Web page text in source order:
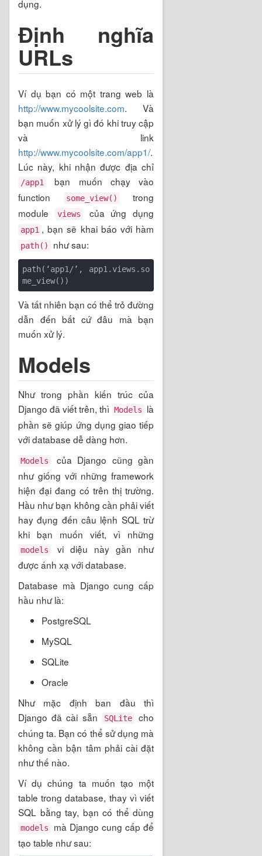
dụng.
Định nghĩa
URLs
Ví dụ bạn có một trang web là
http://www.mycoolsite.com. Và
bạn muốn xử lý gì đó khi truy cập
và link
http://www.mycoolsite.com/app1/.
Lúc này, khi nhận được địa chỉ
/app1
bạn muốn chạy vào
function
some_view()
trong
module
views của ứng dụng
app1 , bạn sẽ khai báo với hàm
path() như sau:
path(‘app1/’, app1.views.so
Và tất nhiên bạn có thể trỏ đường
dẫn đến bất cứ đâu mà bạn
muốn xử lý.
Models
Như trong phần kiến trúc của
Django đã viết trên, thì Models
là
phần sẽ giúp ứng dụng giao tiếp
với database dễ dàng hơn.
Models
của Django cũng gần
như giống với những framework
hiện đại đang có trên thị trường.
Hầu như bạn không cần phải viết
hay đụng đến câu lệnh SQL trừ
khi bạn muốn viết, vì những
models
vi diệu này gần như
được ánh xạ với database.
Database mà Django cung cấp
hầu như là:
PostgreSQL
MySQL
SQLite
Oracle
Như mặc định ban đầu thì
Django đã cài sẵn
SQLite
cho
chúng ta. Bạn có thể sử dụng mà
không cần bận tâm phải cài đặt
như thế nào.
Ví dụ chúng ta muốn tạo một
table trong database, thay vì viết
SQL bằng tay, bạn có thể dùng
models
mà Django cung cấp để
tạo table như sau: